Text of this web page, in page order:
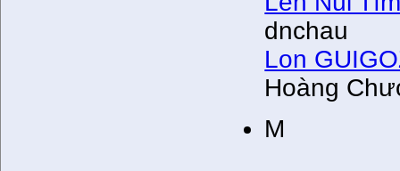
dnchau
Lon
Hoàng
M